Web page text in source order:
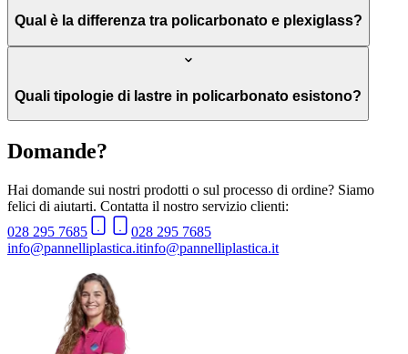
Qual è la differenza tra policarbonato e plexiglass?
Quali tipologie di lastre in policarbonato esistono?
Domande?
Hai domande sui nostri prodotti o sul processo di ordine? Siamo
felici di aiutarti. Contatta il nostro servizio clienti:
028 295 7685
028 295 7685
info@pannelliplastica.itinfo@pannelliplastica.it